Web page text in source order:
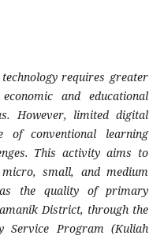
requires greater
and educational
However, limited digital
of conventional learning
This activity aims to
small, and medium
the quality of primary
District, through the
Service Program (Kuliah